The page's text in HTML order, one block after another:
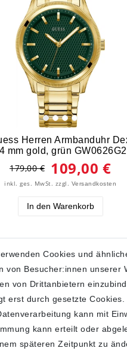
Herren Armbanduhr
mm gold, grün GW0626G2
179,00 € 109,00 €
inkl. ges. MwSt. zzgl. Versandkosten
In den Warenkorb
Cookies und
von Besucher:innen unserer
von Drittanbietern
erst durch gesetzte
kann mit
kann erteilt oder
späteren Zeitpunkt zu